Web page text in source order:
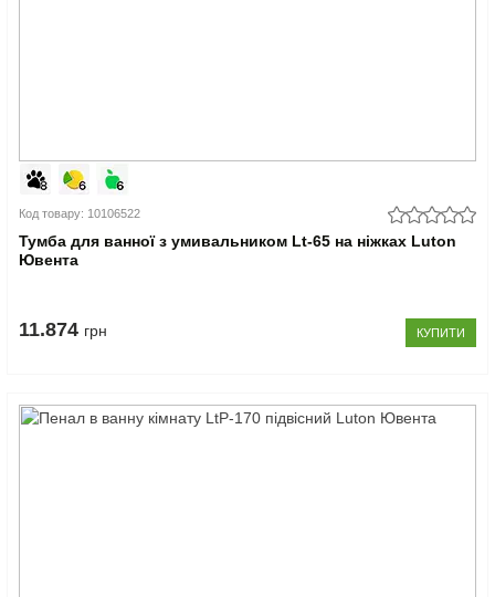
Код товару: 10106522
Тумба для ванної з умивальником Lt-65 на ніжках Luton
Ювента
11.874 грн КУПИТИ